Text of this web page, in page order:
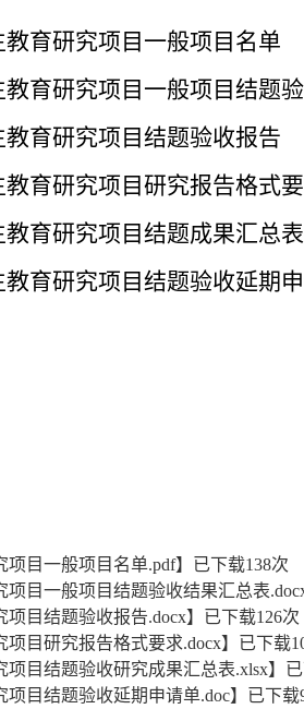
育研究项目一般项目名单
育研究项目一般项目结题
育研究项目结题验收报告
育研究项目研究报告格式
育研究项目结题成果汇总表
育研究项目结题验收延期
项目一般项目名单.pdf】已下载138次
项目一般项目结题验收结果汇总表
项目结题验收报告.docx】已下载126次
项目研究报告格式要求.docx】已下载
项目结题验收研究成果汇总表.xlsx】
项目结题验收延期申请单.doc】已下载